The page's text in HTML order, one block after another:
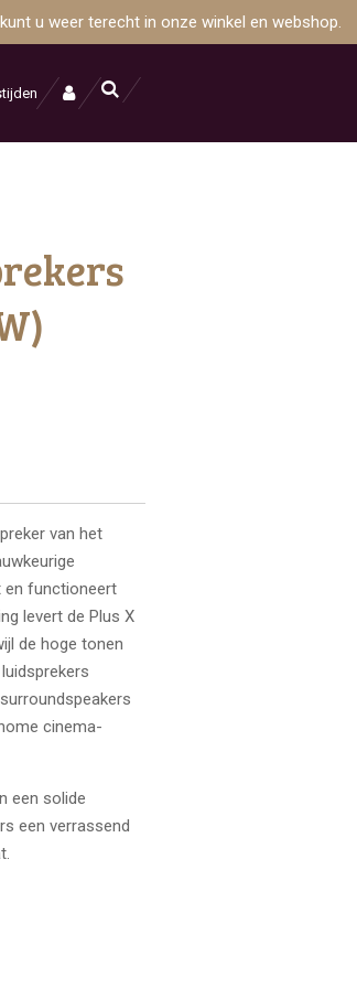
u weer terecht in onze winkel en webshop.
van het
en functioneert
levert de Plus X
de hoge tonen
cinema-
een solide
een verrassend